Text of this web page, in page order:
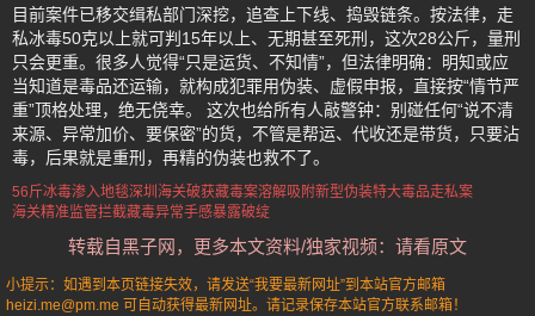
目前案件已移交缉私部门深挖，追查上下线、捣毁链条。按法律，走
私冰毒50克以上就可判15年以上、无期甚至死刑，这次28公斤，量刑
只会更重。很多人觉得“只是运货、不知情”，但法律明确：明知或应
当知道是毒品还运输，就构成犯罪用伪装、虚假申报，直接按“情节严
重”顶格处理，绝无侥幸。 这次也给所有人敲警钟：别碰任何“说不清
来源、异常加价、要保密”的货，不管是帮运、代收还是带货，只要沾
毒，后果就是重刑，再精的伪装也救不了。
56斤冰毒渗入地毯深圳海关破获藏毒案溶解吸附新型伪装特大毒品走私案
海关精准监管拦截藏毒异常手感暴露破绽
转载自黑子网，更多本文资料/独家视频：请看原文
小提示：如遇到本页链接失效，请发送“我要最新网址”到本站官方邮箱
heizi.me@pm.me 可自动获得最新网址。请记录保存本站官方联系邮箱！